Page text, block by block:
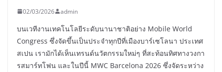
02/03/2026 admin
บนเวทีงานเทคโนโลยีระดับนานาชาติอย่าง Mobile World
Congress ซึ่งจัดขึ้นเป็นประจำทุกปีที่เมืองบาร์เซโลนา ประเทศ
สเปน เรามักได้เห็นเทรนด์นวัตกรรมใหม่ๆ ที่สะท้อนทิศทางวงกา
รสมาร์ทโฟน และในปีนี้ MWC Barcelona 2026 ซึ่งจัดระหว่าง